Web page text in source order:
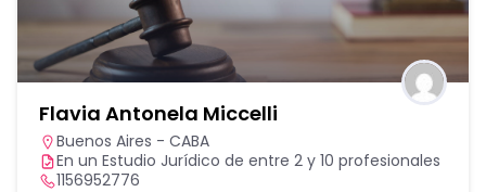
Flavia Antonela Miccelli
Buenos Aires - CABA
En un Estudio Jurídico de entre 2 y 10 profesionales
1156952776